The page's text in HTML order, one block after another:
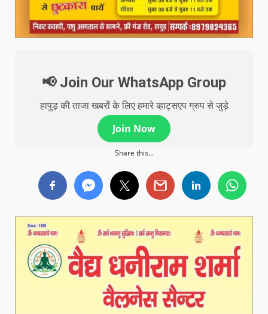
📢 Join Our WhatsApp Group
हापुड़ की ताजा खबरों के लिए हमारे व्हाट्सएप ग्रुप से जुड़े
Join Now
Share this...